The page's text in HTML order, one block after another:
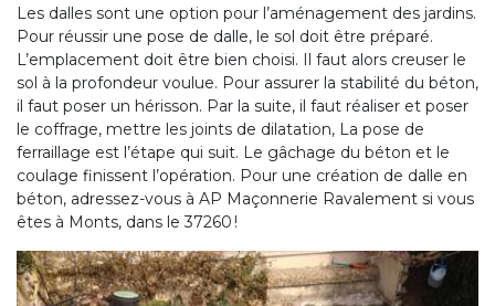
Les dalles sont une option pour l’aménagement des jardins.
Pour réussir une pose de dalle, le sol doit être préparé.
L’emplacement doit être bien choisi. Il faut alors creuser le
sol à la profondeur voulue. Pour assurer la stabilité du béton,
il faut poser un hérisson. Par la suite, il faut réaliser et poser
le coffrage, mettre les joints de dilatation, La pose de
ferraillage est l’étape qui suit. Le gâchage du béton et le
coulage finissent l’opération. Pour une création de dalle en
béton, adressez-vous à AP Maçonnerie Ravalement si vous
êtes à Monts, dans le 37260 !